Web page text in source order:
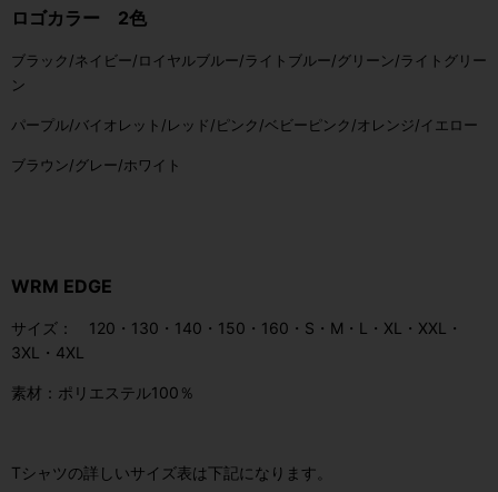
ロゴカラー 2色
ブラック/ネイビー/ロイヤルブルー/ライトブルー/グリーン/ライトグリー
ン
パープル/バイオレット/レッド/ピンク/ベビーピンク/オレンジ/イエロー
ブラウン/グレー/ホワイト
WRM EDGE
サイズ： 120・130・140・150・160・S・M・L・XL・XXL・
3XL・4XL
素材：ポリエステル100％
Tシャツの詳しいサイズ表は下記になります。